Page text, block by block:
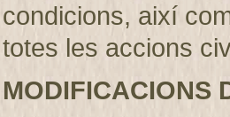
condicions, així
totes les accions
MODIFICACIONS